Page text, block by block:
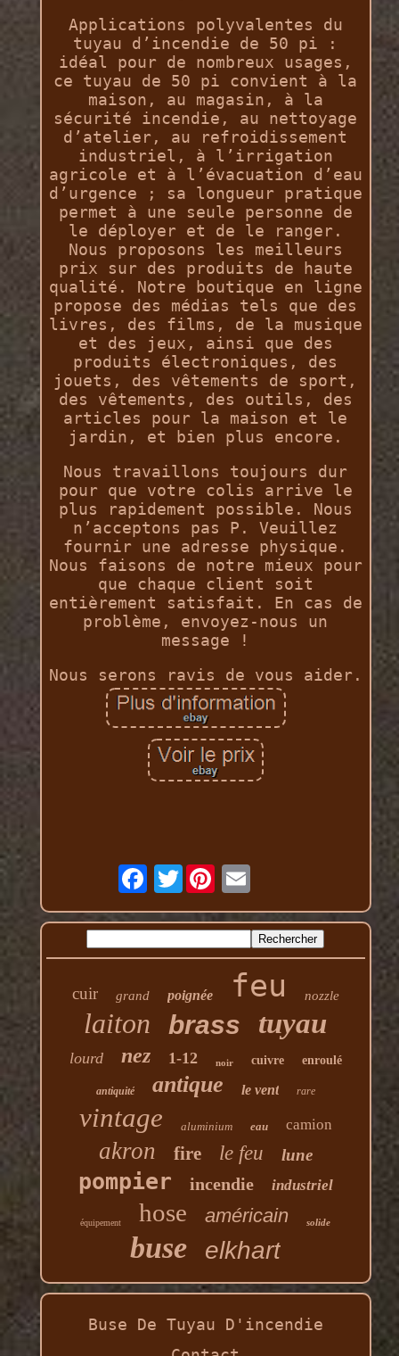
Applications polyvalentes du
tuyau d’incendie de 50 pi :
idéal pour de nombreux usages,
ce tuyau de 50 pi convient à la
maison, au magasin, à la
sécurité incendie, au nettoyage
d’atelier, au refroidissement
industriel, à l’irrigation
agricole et à l’évacuation d’eau
d’urgence ; sa longueur pratique
permet à une seule personne de
le déployer et de le ranger.
Nous proposons les meilleurs
prix sur des produits de haute
qualité. Notre boutique en ligne
propose des médias tels que des
livres, des films, de la musique
et des jeux, ainsi que des
produits électroniques, des
jouets, des vêtements de sport,
des vêtements, des outils, des
articles pour la maison et le
jardin, et bien plus encore.
Nous travaillons toujours dur
pour que votre colis arrive le
plus rapidement possible. Nous
n’acceptons pas P. Veuillez
fournir une adresse physique.
Nous faisons de notre mieux pour
que chaque client soit
entièrement satisfait. En cas de
problème, envoyez-nous un
message !
Nous serons ravis de vous aider.
Twitter
cuir grand poignée feu nozzle
laiton brass tuyau
lourd nez 1-12 noir cuivre enroulé
antiquité antique le vent rare
vintage aluminium eau camion
akron fire le feu lune
pompier incendie industriel
équipement hose américain solide
buse elkhart
Buse De Tuyau D'incendie